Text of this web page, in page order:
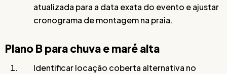
atualizada para a data exata do evento e ajustar
cronograma de montagem na praia.
Plano B para chuva e maré alta
Identificar locação coberta alternativa no